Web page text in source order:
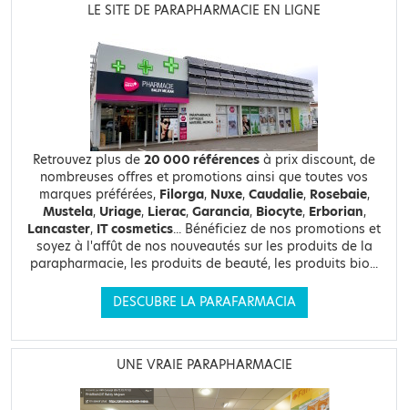
LE SITE DE PARAPHARMACIE EN LIGNE
Retrouvez plus de 20 000 références à prix discount, de
nombreuses offres et promotions ainsi que toutes vos
marques préférées, Filorga, Nuxe, Caudalie, Rosebaie,
Mustela, Uriage, Lierac, Garancia, Biocyte, Erborian,
Lancaster, IT cosmetics... Bénéficiez de nos promotions et
soyez à l'affût de nos nouveautés sur les produits de la
parapharmacie, les produits de beauté, les produits bio...
DESCUBRE LA PARAFARMACIA
UNE VRAIE PARAPHARMACIE